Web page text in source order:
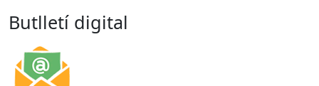
Butlletí digital